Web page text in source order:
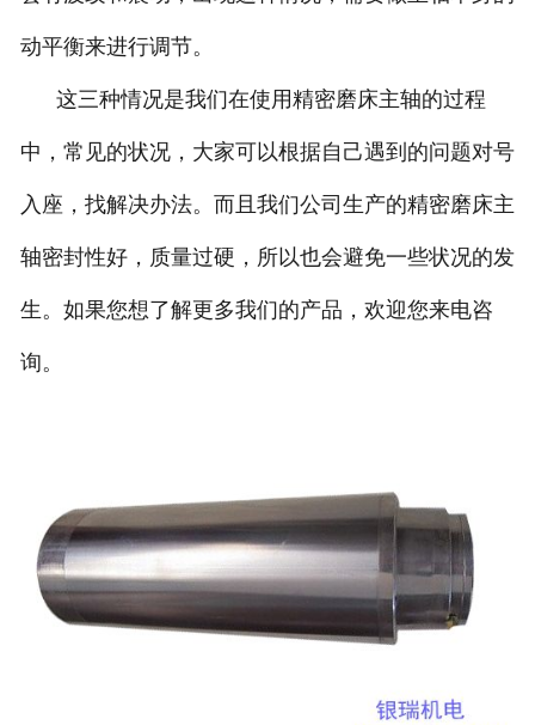
动平衡来进行调节。
这三种情况是我们在使用精密磨床主轴的过程
中，常见的状况，大家可以根据自己遇到的问题对号
入座，找解决办法。而且我们公司生产的精密磨床主
轴密封性好，质量过硬，所以也会避免一些状况的发
生。如果您想了解更多我们的产品，欢迎您来电咨
询。